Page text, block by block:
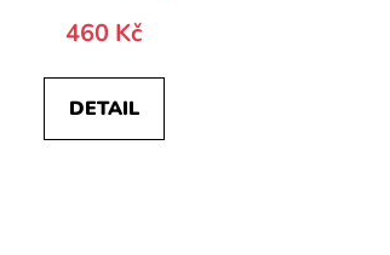
460 Kč
DETAIL